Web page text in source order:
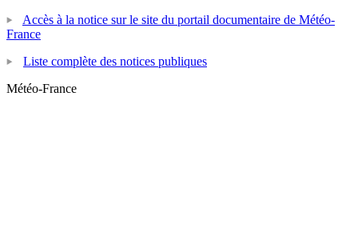
Accès à la notice sur le site du portail documentaire de Météo-
France
Liste complète des notices publiques
Météo-France